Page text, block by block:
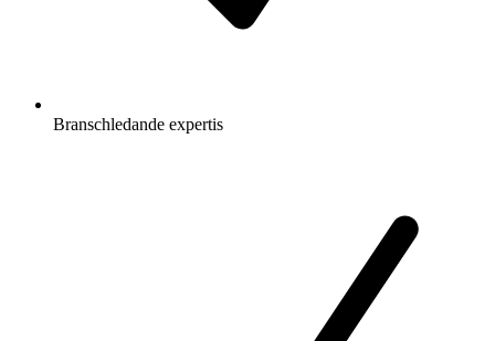
Branschledande expertis